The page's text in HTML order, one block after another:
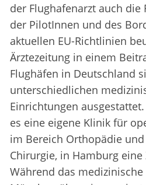
der Flughafenarzt auch die
der PilotInnen und des
aktuellen EU-Richtlinien
Ärztezeitung in einem
Flughäfen in Deutschland
unterschiedlichen
Einrichtungen
es eine eigene Klinik für
im Bereich Orthopädie
Chirurgie, in Hamburg eine
Während das